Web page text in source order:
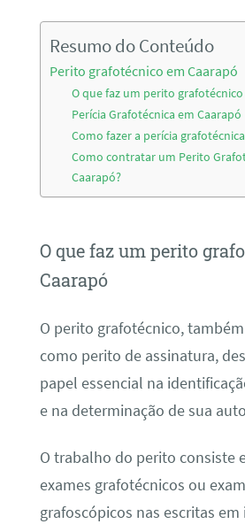
Resumo do Conteúdo
Perito grafotécnico em Caarapó
O que faz um perito
Perícia Grafotécnica em Caarapó
Como fazer a perícia
Como contratar um Perito
Caarapó?
O que faz um perito
Caarapó
O perito grafotécnico,
como perito de assinatura,
papel essencial na
e na determinação de sua
O trabalho do perito consiste
exames grafotécnicos ou
grafoscópicos nas escritas em